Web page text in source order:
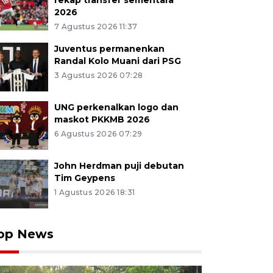
2026
7 Agustus 2026 11:37
Juventus permanenkan
Randal Kolo Muani dari PSG
3 Agustus 2026 07:28
UNG perkenalkan logo dan
maskot PKKMB 2026
6 Agustus 2026 07:29
John Herdman puji debutan
Tim Geypens
1 Agustus 2026 18:31
News